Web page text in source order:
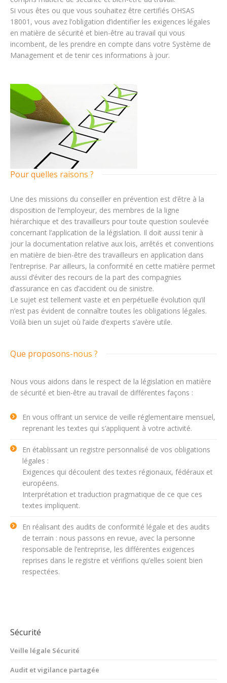
Si vous êtes ou que vous souhaitez être certifiés OHSAS
18001, vous avez l’obligation d’identifier les exigences légales
en matière de sécurité et bien-être au travail qui vous
incombent, de les prendre en compte dans votre Système de
Management et de tenir ces informations à jour.
Pour quelles raisons ?
Une des missions du conseiller en prévention est d’être à la
disposition de l’employeur, des membres de la ligne
hiérarchique et des travailleurs pour toute question soulevée
concernant l’application de la législation. Il doit aussi tenir à
jour la documentation relative aux lois, arrêtés et conventions
en matière de bien-être des travailleurs en application dans
l’entreprise. Par ailleurs, la conformité en cette matière permet
aussi d’éviter des recours de la part des compagnies
d’assurance en cas d’accident ou de sinistre.
Le sujet est tellement vaste et en perpétuelle évolution qu’il
n’est pas évident de connaître toutes les obligations légales.
Voilà bien un sujet où l’aide d’experts s’avère utile.
Que proposons-nous ?
Nous vous aidons dans le respect de la législation en matière
de sécurité et bien-être au travail de différentes façons :
En vous offrant un service de veille réglementaire mensuel,
reprenant les textes qui s’appliquent à votre activité.
En établissant un registre personnalisé de vos obligations
légales :
Exigences qui découlent des textes régionaux, fédéraux et
européens.
Interprétation et traduction pragmatique de ce que ces
textes impliquent.
En réalisant des audits de conformité légale et des audits
de terrain : nous passons en revue, avec la personne
responsable de l’entreprise, les différentes exigences
reprises dans le registre et vérifions qu’elles soient bien
respectées.
Sécurité
Veille légale Sécurité
Audit et vigilance partagée